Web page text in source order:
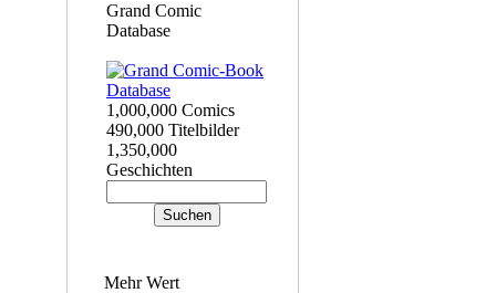
Grand Comic
Database
1,000,000 Comics
490,000 Titelbilder
1,350,000
Geschichten
Mehr Wert